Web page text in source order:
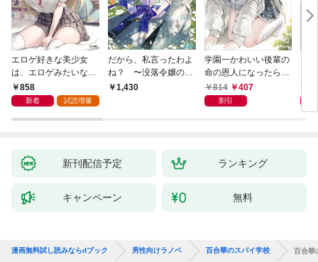
エロゲ好きな美少女
は、エロゲみたいなこ
と全部シてほしい【電
子ＳＳ特典付き】
858
新着 試読増量
だから、私言ったわよ
ね？ 〜没落令嬢の案
外楽しい領地改革〜
1,430
学園一かわいい後輩の
命の恩人になったら、
通い妻になって関係を
迫ってくる。
814 407
割引
新刊配信予定 ランキング
キャンペーン 無料
漫画無料試し読みならdブック 男性向けラノベ 百合華のスパイ学校 百合華